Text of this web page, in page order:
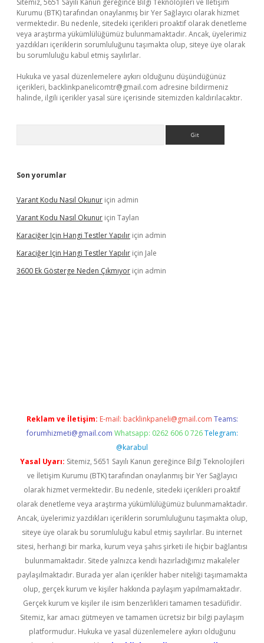
Sitemiz, 5651 Sayılı Kanun gereğince Bilgi Teknolojileri ve İletişim
Kurumu (BTK) tarafından onaylanmış bir Yer Sağlayıcı olarak hizmet
vermektedir. Bu nedenle, sitedeki içerikleri proaktif olarak denetleme
veya araştırma yükümlülüğümüz bulunmamaktadır. Ancak, üyelerimiz
yazdıkları içeriklerin sorumluluğunu taşımakta olup, siteye üye olarak
bu sorumluluğu kabul etmiş sayılırlar.
Hukuka ve yasal düzenlemelere aykırı olduğunu düşündüğünüz
içerikleri, backlinkpanelicomtr@gmail.com adresine bildirmeniz
halinde, ilgili içerikler yasal süre içerisinde sitemizden kaldırılacaktır.
Son yorumlar
Varant Kodu Nasıl Okunur için admin
Varant Kodu Nasıl Okunur için Taylan
Karaciğer Için Hangi Testler Yapılır için admin
Karaciğer Için Hangi Testler Yapılır için Jale
3600 Ek Gösterge Neden Çıkmıyor için admin
Reklam ve İletişim: E-mail: backlinkpaneli@gmail.com Teams:
forumhizmeti@gmail.com Whatsapp: 0262 606 0 726 Telegram:
@karabul
Yasal Uyarı: Sitemiz, 5651 Sayılı Kanun gereğince Bilgi Teknolojileri
ve İletişim Kurumu (BTK) tarafından onaylanmış bir Yer Sağlayıcı
olarak hizmet vermektedir. Bu nedenle, sitedeki içerikleri proaktif
olarak denetleme veya araştırma yükümlülüğümüz bulunmamaktadır.
Ancak, üyelerimiz yazdıkları içeriklerin sorumluluğunu taşımakta olup,
siteye üye olarak bu sorumluluğu kabul etmiş sayılırlar. Bu internet
sitesi, herhangi bir marka, kurum veya şahıs şirketi ile hiçbir bağlantısı
bulunmamaktadır. Sitede yalnızca kendi hazırladığımız makaleler
paylaşılmaktadır. Burada yer alan içerikler haber niteliği taşımamakta
olup, gerçek kurum ve kişiler hakkında paylaşım yapılmamaktadır.
Gerçek kurum ve kişiler ile isim benzerlikleri tamamen tesadüfidir.
Sitemiz, kar amacı gütmeyen ve tamamen ücretsiz bir bilgi paylaşım
platformudur. Hukuka ve yasal düzenlemelere aykırı olduğunu